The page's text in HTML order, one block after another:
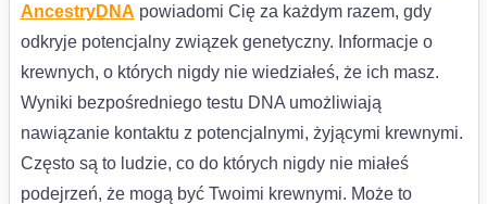
AncestryDNA powiadomi Cię za każdym razem, gdy
odkryje potencjalny związek genetyczny. Informacje o
krewnych, o których nigdy nie wiedziałeś, że ich masz.
Wyniki bezpośredniego testu DNA umożliwiają
nawiązanie kontaktu z potencjalnymi, żyjącymi krewnymi.
Często są to ludzie, co do których nigdy nie miałeś
podejrzeń, że mogą być Twoimi krewnymi. Może to